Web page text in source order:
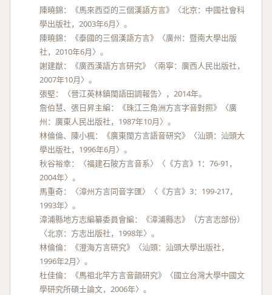
陳曉錦：《馬來西亞的三個漢語方言》〈北京：中國社會科
學出版社，2003年6月〉。
陳曉錦：《泰國的三個漢語方言》〈廣州：暨南大學出版
社，2010年6月〉。
謝建猷：《廣西漢語方言研究》〈南寧：廣西人民出版社，
2007年10月〉。
張堅：〈晉江英林鎮閩語田調報告〉，2014年。
詹伯慧、張日昇主編：《珠江三角洲方言字音對照》〈廣
州：廣東人民出版社，1987年10月〉。
林倫倫、陳小楓：《廣東閩方言語音研究》〈汕頭：汕頭大
學出版社，1996年6月〉。
秋谷裕幸：〈福建石陂方言音系〉〈《方言》1：76-91，
2004年〉。
馬重奇：〈漳州方言同音字匯〉〈《方言》3：199-217，
1993年〉。
漳浦縣地方志編纂委員會編：《漳浦縣志》（方言志部份）
〈北京：方志出版社，1998年〉。
林倫倫：《澄海方言研究》〈汕頭：汕頭大學出版社，
1996年2月〉。
杜佳倫：《馬祖北竿方言音韻研究》〈國立台灣大學中國文
學研究所碩士論文，2006年〉。